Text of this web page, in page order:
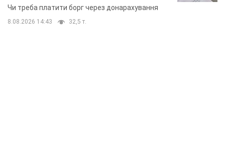
неочікуване рішення
Чи треба платити борг через донарахування
8.08.2026 14:43 32,5 т.